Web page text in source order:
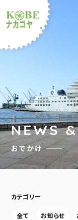
ルショッ
NEWS
おでかけ
カテゴリー
全て お知らせ